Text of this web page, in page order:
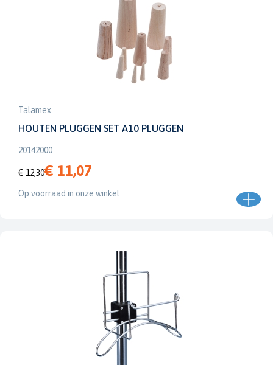
Talamex
HOUTEN PLUGGEN SET A10 PLUGGEN
20142000
€ 12,30€ 11,07
Op voorraad in onze winkel